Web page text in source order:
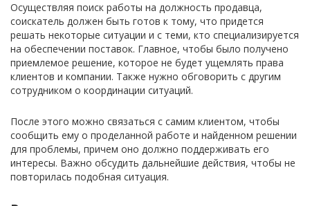
Осуществляя поиск работы на должность продавца,
соискатель должен быть готов к тому, что придется
решать некоторые ситуации и с теми, кто специализируется
на обеспечении поставок. Главное, чтобы было получено
приемлемое решение, которое не будет ущемлять права
клиентов и компании. Также нужно обговорить с другим
сотрудником о координации ситуаций.
После этого можно связаться с самим клиентом, чтобы
сообщить ему о проделанной работе и найденном решении
для проблемы, причем оно должно поддерживать его
интересы. Важно обсудить дальнейшие действия, чтобы не
повторилась подобная ситуация.